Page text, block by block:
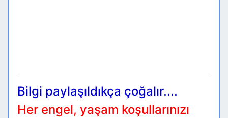
Bilgi paylaşıldıkça çoğalır....
Her engel, yaşam koşullarınızı